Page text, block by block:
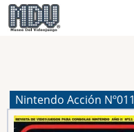
Pasar
al
Nintendo Acción Nº011